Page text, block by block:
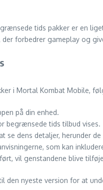
tids pakker er en
der forbedrer gameplay og
i Mortal Kombat Mobile,
på din enhed.
begrænsede tids tilbud vises.
se dens detaljer, herunder
som kan
vil genstandene blive
den nyeste version for at